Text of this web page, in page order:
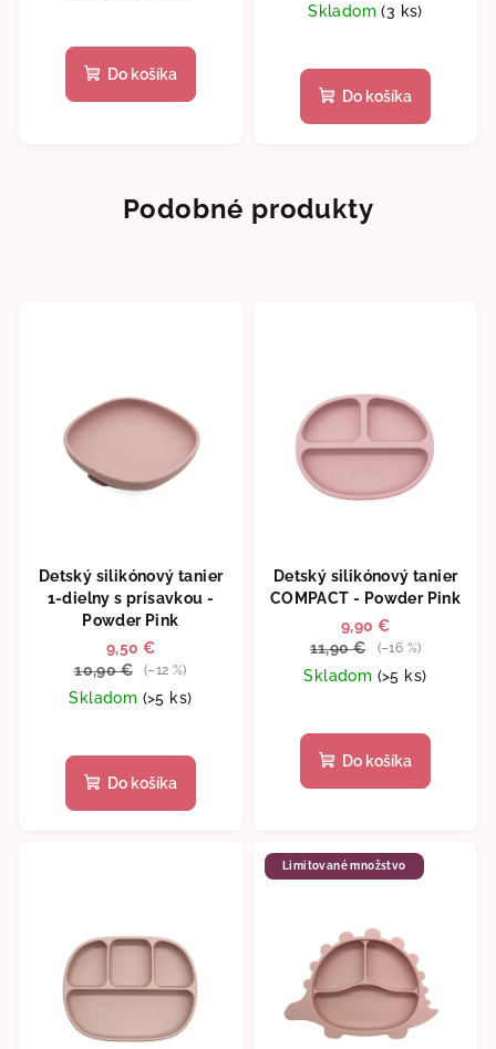
hodnotenie
produktu
Do košíka
Skladom(3 ks)
hodnotenie
produktu
hviezdičiek.
Do košíka
Podobné produkty
Detský silikónový tanier
1-dielny s prísavkou -
Powder Pink
9,50 €
10,90 €
(–12 %)
Skladom (>5 ks)
Do košíka
Detský silikónový tanier
COMPACT - Powder Pink
9,90 €
11,90 €
(–16 %)
Skladom (>5 ks)
Do košíka
Limitované množstvo